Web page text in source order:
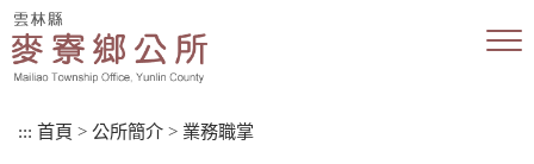
跳
到
主
::: 首頁 > 公所簡介 > 業務職掌